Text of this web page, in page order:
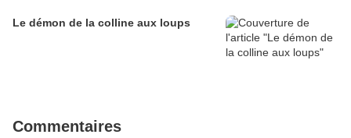
Le démon de la colline aux loups
Commentaires